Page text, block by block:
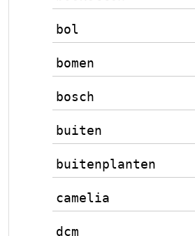
bol
bomen
bosch
buiten
buitenplanten
camelia
dcm